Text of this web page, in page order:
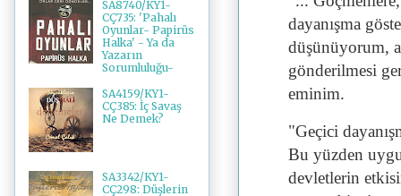
dayanışma
düşünüyorum,
gönderilmesi
eminim.
"Geçici
Bu yüzden
devletlerin
SA8740/KY1-
CÇ735: 'Pahalı
Oyunlar- Papirüs
Halka' - Ya da
Yazarın
Sorumluluğu-
SA4159/KY1-
CÇ385: İç Savaş
Ne Demek?
SA3342/KY1-
CÇ298: Düşlerin